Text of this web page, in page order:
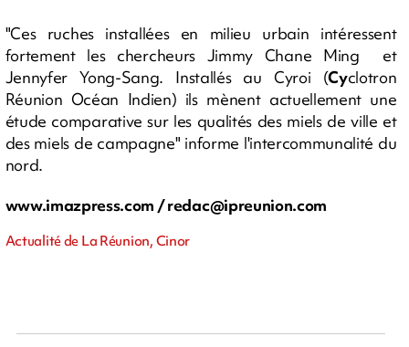
"Ces ruches installées en milieu urbain intéressent
fortement les chercheurs Jimmy Chane Ming et
Jennyfer Yong-Sang. Installés au Cyroi (Cyclotron
Réunion Océan Indien) ilsmènent actuellement une
étude comparative sur les qualités des miels de ville et
des miels de campagne" informe l'intercommunalité du
nord.
www.imazpress.com /redac@ipreunion.com
Actualité de La Réunion, Cinor